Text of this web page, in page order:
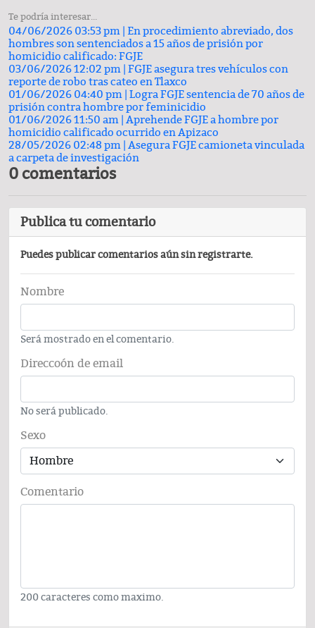
Te podría interesar...
04/06/2026 03:53 pm | En procedimiento abreviado, dos
hombres son sentenciados a 15 años de prisión por
homicidio calificado: FGJE
03/06/2026 12:02 pm | FGJE asegura tres vehículos con
reporte de robo tras cateo en Tlaxco
01/06/2026 04:40 pm | Logra FGJE sentencia de 70 años de
prisión contra hombre por feminicidio
01/06/2026 11:50 am | Aprehende FGJE a hombre por
homicidio calificado ocurrido en Apizaco
28/05/2026 02:48 pm | Asegura FGJE camioneta vinculada
a carpeta de investigación
0 comentarios
Publica tu comentario
Puedes publicar comentarios aún sin registrarte.
Nombre
Será mostrado en el comentario.
Direccoón de email
No será publicado.
Sexo
Comentario
200 caracteres como maximo.